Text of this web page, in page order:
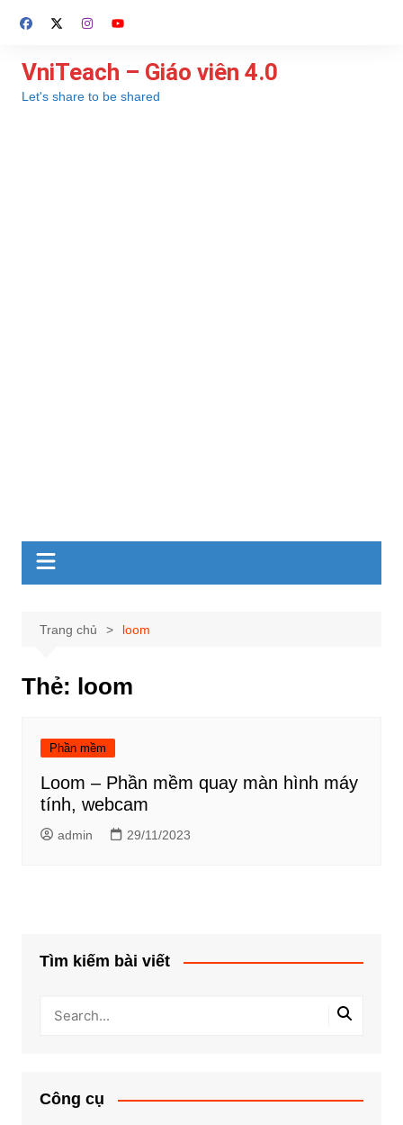
đến
dung
VniTeach – Giáo viên 4.0
Let's share to be shared
Trang chủ loom
Thẻ: loom
Phần mềm
Loom – Phần mềm quay màn hình máy
tính, webcam
admin 29/11/2023
Tìm kiếm bài viết
Công cụ